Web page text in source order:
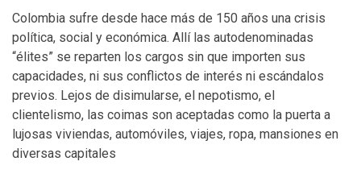
Colombia sufre desde hace más de 150 años una crisis
política, social y económica. Allí las autodenominadas
“élites” se reparten los cargos sin que importen sus
capacidades, ni sus conflictos de interés ni escándalos
previos. Lejos de disimularse, el nepotismo, el
clientelismo, las coimas son aceptadas como la puerta a
lujosas viviendas, automóviles, viajes, ropa, mansiones en
diversas capitales